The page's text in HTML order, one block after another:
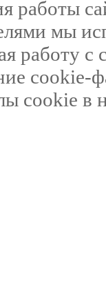
работы
мы
работу с
cookie-
cookie в